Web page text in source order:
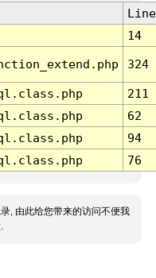
Line
14
324
211
62
94
76
, 由此给您带来的访问不便我